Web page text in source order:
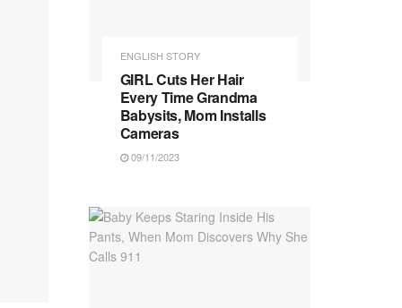
ENGLISH STORY
GIRL Cuts Her Hair
Every Time Grandma
Babysits, Mom Installs
Cameras
09/11/2023